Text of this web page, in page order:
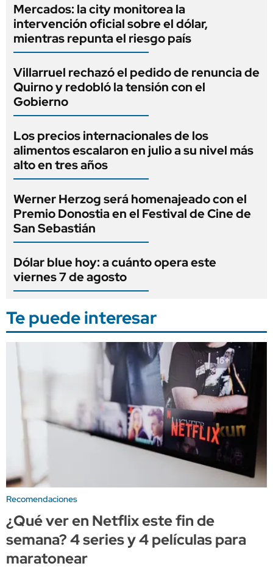
Mercados: la city monitorea la
intervención oficial sobre el dólar,
mientras repunta el riesgo país
Villarruel rechazó el pedido de renuncia de
Quirno y redobló la tensión con el
Gobierno
Los precios internacionales de los
alimentos escalaron en julio a su nivel más
alto en tres años
Werner Herzog será homenajeado con el
Premio Donostia en el Festival de Cine de
San Sebastián
Dólar blue hoy: a cuánto opera este
viernes 7 de agosto
Te puede interesar
Recomendaciones
¿Qué ver en Netflix este fin de
semana? 4 series y 4 películas para
maratonear